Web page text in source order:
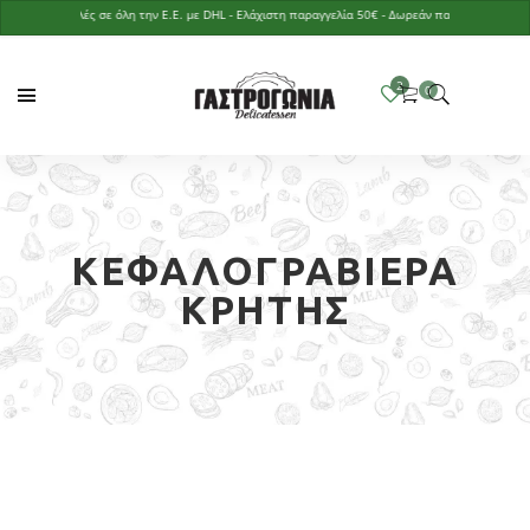
Αποστολές σε όλη την Ε.Ε. με DHL - Ελάχιστη παραγγελία 50€ - Δωρεάν παράδοση με
ΚΕΦΑΛΟΓΡΑΒΙΈΡΑ
ΚΡΉΤΗΣ